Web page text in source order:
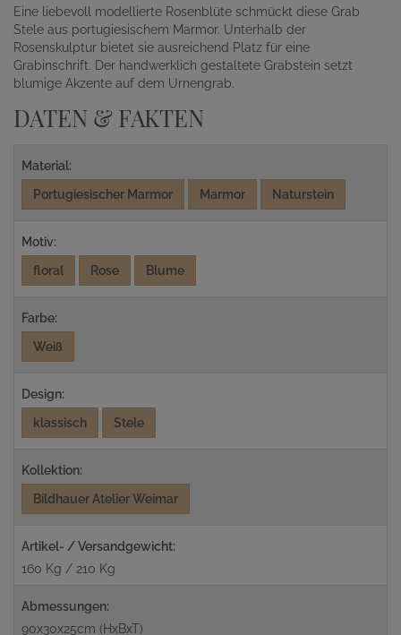
Eine liebevoll modellierte Rosenblüte schmückt diese Grab
Stele aus portugiesischem Marmor. Unterhalb der
Rosenskulptur bietet sie ausreichend Platz für eine
Grabinschrift. Der handwerklich gestaltete Grabstein setzt
blumige Akzente auf dem Urnengrab.
DATEN & FAKTEN
Material:
Portugiesischer Marmor
Marmor Naturstein
Motiv:
floral
Rose Blume
Farbe:
Weiß
Design:
klassisch
Stele
Kollektion:
Bildhauer Atelier Weimar
Artikel- / Versandgewicht:
160 Kg / 210 Kg
Abmessungen:
90x30x25cm (HxBxT)